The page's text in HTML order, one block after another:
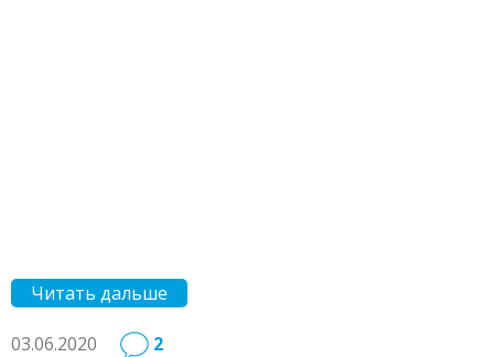
Читать дальше
03.06.2020 2